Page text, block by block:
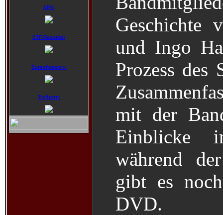
SPV:
STF-Records:
Sureshotworx:
Trollzorn:
Geschichte
und Ingo
Prozess des
mit der
Einblicke
während
gibt es
DVD.